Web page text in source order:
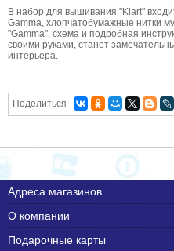
В набор для вышивания "Klart"
Gamma, хлопчатобумажные нитки
"Gamma", схема и подробная
своими руками, станет
интерьера.
Поделиться
Адреса магазинов
О компании
Подарочные карты